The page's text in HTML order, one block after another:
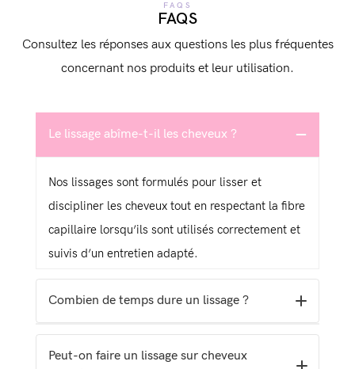
FAQS
FAQS
Consultez les réponses aux questions les plus fréquentes
concernant nos produits et leur utilisation.
Le lissage abîme-t-il les cheveux ?
Nos lissages sont formulés pour lisser et
discipliner les cheveux tout en respectant la fibre
capillaire lorsqu’ils sont utilisés correctement et
suivis d’un entretien adapté.
Combien de temps dure un lissage ?
La durée varie selon le type de cheveux et
Peut-on faire un lissage sur cheveux